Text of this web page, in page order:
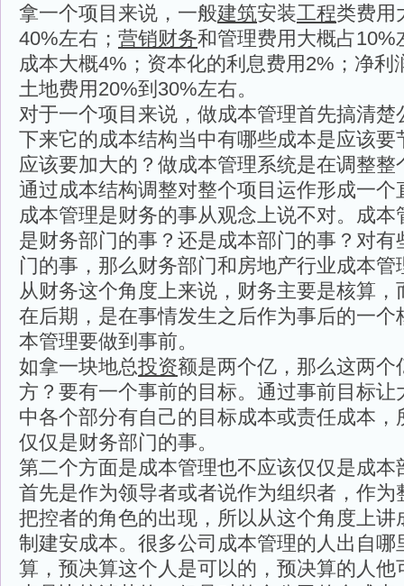
拿一个项目来说，一般建筑安装工程类费用
40%左右； 营销财务和管理费用大概占10%
成本大概4%；资本化的利息费用2%；净利
土地费用20%到30%左右。
对于一个项目来说，做成本管理首先搞清楚
下来它的成本结构当中有哪些成本是应该要
应该要加大的？做成本管理系统是在调整
通过成本结构调整对整个项目运作形成一个
成本管理是财务的事从观念上说不对。成
是财务部门的事？还是成本部门的事？对
门的事，那么财务部门和房地产行业成本
从财务这个角度上来说，财务主要是核算
在后期，是在事情发生之后作为事后的一个
本管理要做到事前。
如拿一块地总投资额是两个亿，那么这两个
方？要有一个事前的目标。通过事前目标让
中各个部分有自己的目标成本或责任成本
仅仅是财务部门的事。
第二个方面是成本管理也不应该仅仅是成本
首先是作为领导者或者说作为组织者，作为
把控者的角色的出现，所以从这个角度上讲
制建安成本。很多公司成本管理的人出自哪
算，预决算这个人是可以的，预决算的人他